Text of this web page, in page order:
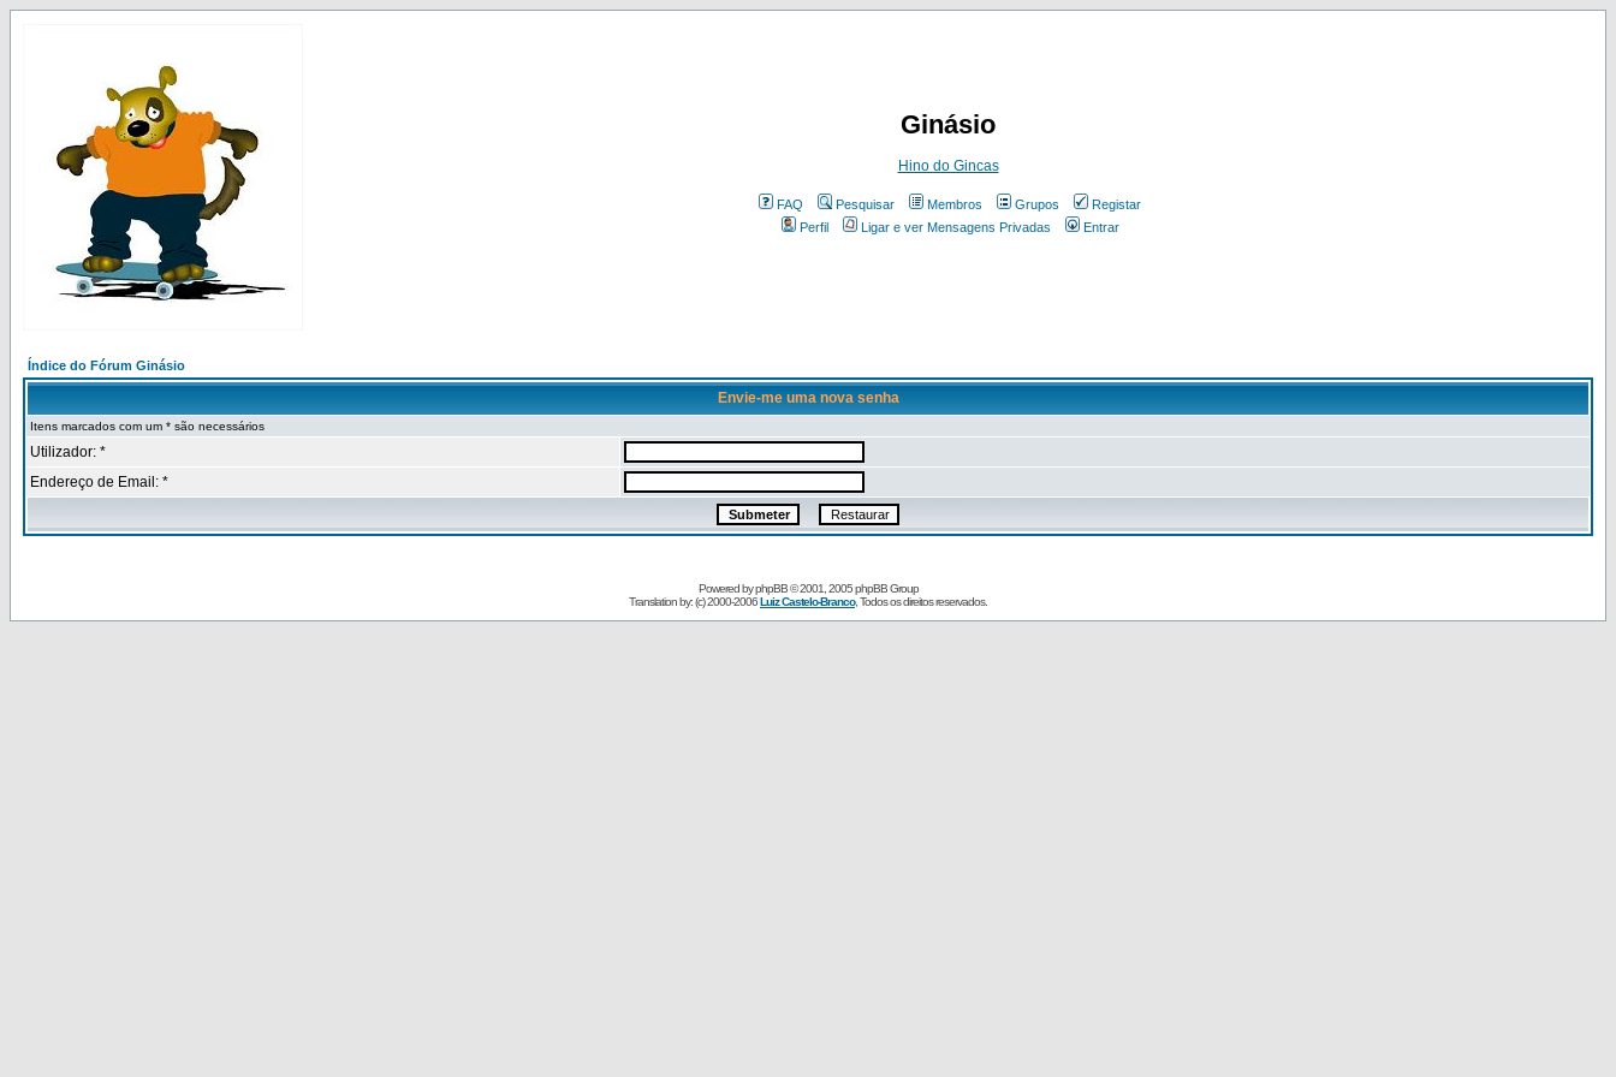
Ginásio
Hino do Gincas
FAQ Pesquisar Membros Grupos
Registar
Perfil
Ligar e ver Mensagens Privadas Entrar
Índice do Fórum Ginásio
Envie-me uma nova senha
Itens marcados com um * são necessários
Utilizador: *
Endereço de Email: *
Powered byphpBB© 2001, 2005 phpBB Group
Translation by: (c) 2000-2006Luiz Castelo-Branco, Todos os direitos reservados.